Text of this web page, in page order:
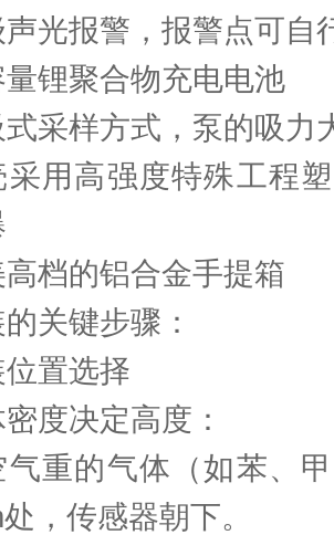
光报警，报警点可自
量锂聚合物充电电池
式采样方式，泵的吸力
采用高强度特殊工程
档的铝合金手提箱
关键步骤：
置选择
度决定高度‌：
气重的气体（如苯、
，传感器朝下。